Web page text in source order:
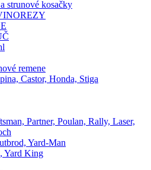
Castor, Honda, Stiga
Partner, Poulan, Rally, Laser,
Yard-Man
Yard King